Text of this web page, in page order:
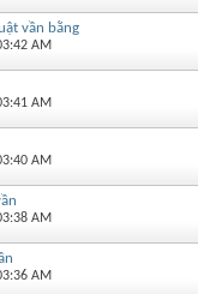
vần bằng
AM
AM
AM
AM
AM